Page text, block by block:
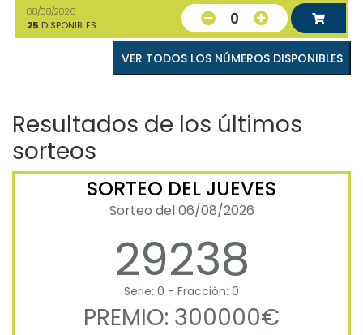
08/08/2026
25 DISPONIBLES 0
VER TODOS LOS NÚMEROS DISPONIBLES
Resultados de los últimos
sorteos
SORTEO DEL JUEVES
Sorteo del 06/08/2026
29238
Serie: 0 - Fracción: 0
PREMIO: 300000€